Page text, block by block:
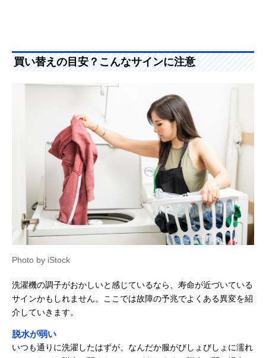
買い替えの目安？こんなサインに注意
Photo by iStock
洗濯機の調子がおかしいと感じているなら、寿命が近づいている
サインかもしれません。ここでは故障の予兆でよくある異変を紹
介していきます。
脱水が弱い
いつも通りに洗濯したはずが、なんだか服がびしょびしょに濡れ